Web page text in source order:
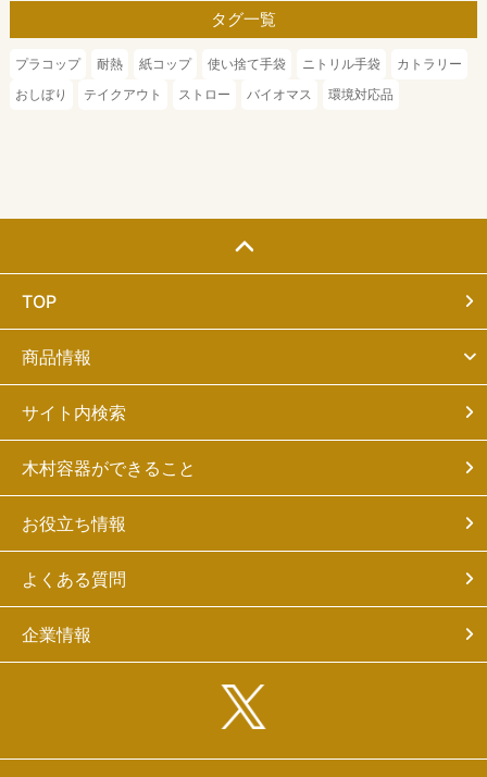
タグ一覧
プラコップ 耐熱 紙コップ 使い捨て手袋 ニトリル手袋
カトラリー
おしぼり
テイクアウト ストロー バイオマス 環境対応品
TOP
商品情報
サイト内検索
木村容器ができること
お役立ち情報
よくある質問
企業情報